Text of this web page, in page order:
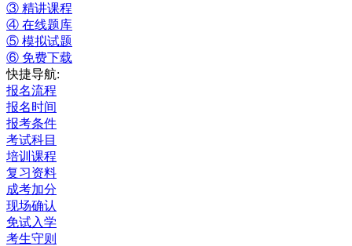
③ 精讲课程
④ 在线题库
⑤ 模拟试题
⑥ 免费下载
快捷导航:
报名流程
报名时间
报考条件
考试科目
培训课程
复习资料
成考加分
现场确认
免试入学
考生守则